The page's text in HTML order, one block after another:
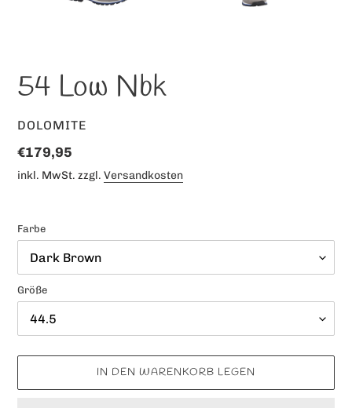
VORHERIGER
54 Low Nbk
VERKÄUFER
DOLOMITE
Normaler
Preis
€179,95
inkl. MwSt. zzgl. Versandkosten
Farbe
Größe
IN DEN WARENKORB LEGEN